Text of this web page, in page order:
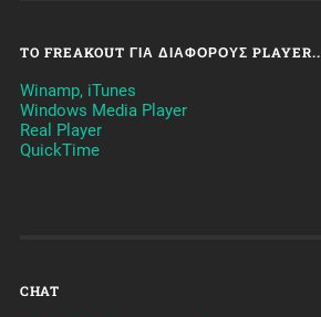
TO FREAKOUT ΓΙΑ ΔΙΆΦΟΡΟΥΣ PLAYER..
Winamp, iTunes
Windows Media Player
Real Player
QuickTime
CHAT